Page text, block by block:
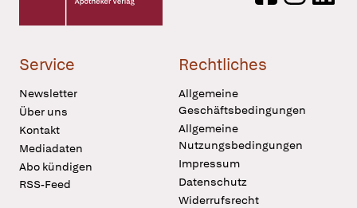
Service
Newsletter
Über uns
Kontakt
Mediadaten
Abo kündigen
RSS-Feed
Rechtliches
Allgemeine
Geschäftsbedingungen
Allgemeine
Nutzungsbedingungen
Impressum
Datenschutz
Widerrufsrecht